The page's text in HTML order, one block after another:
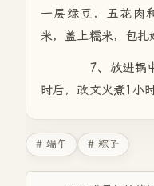
一层绿豆，五花肉
米，盖上糯米，包扎
7、放进锅中
时后，改文火煮1小
# 端午 # 粽子